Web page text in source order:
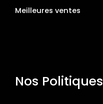
Meilleures ventes
Nos Politiques